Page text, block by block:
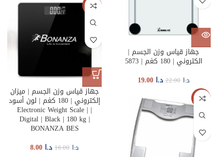
جهاز قياس وزن الجسم |
الكتروني | 180 كغم | 5873
د.ا 22.00 د.ا 19.00
-50%
جهاز قياس وزن الجسم | ميزان
إلكتروني | 180 كغم | لون أسود
| Electronic Weight Scale |
Digital | Black | 180 kg |
BONANZA BES
د.ا 16.00 د.ا 8.00
-27%